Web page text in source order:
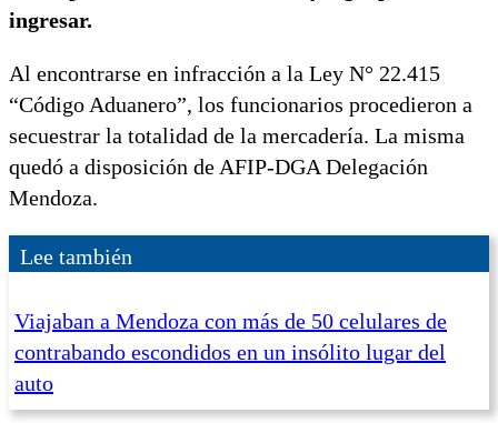
ingresar.
Al encontrarse en infracción a la Ley N° 22.415
“Código Aduanero”, los funcionarios procedieron a
secuestrar la totalidad de la mercadería. La misma
quedó a disposición de AFIP-DGA Delegación
Mendoza.
Lee también
Viajaban a Mendoza con más de 50 celulares de
contrabando escondidos en un insólito lugar del
auto